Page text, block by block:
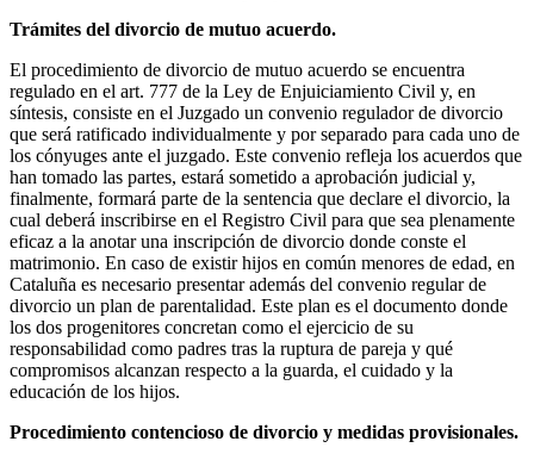
Trámites del divorcio de mutuo acuerdo.
El procedimiento de divorcio de mutuo acuerdo se encuentra
regulado en el art. 777 de la Ley de Enjuiciamiento Civil y, en
síntesis, consiste en el Juzgado un convenio regulador de divorcio
que será ratificado individualmente y por separado para cada uno de
los cónyuges ante el juzgado. Este convenio refleja los acuerdos que
han tomado las partes, estará sometido a aprobación judicial y,
finalmente, formará parte de la sentencia que declare el divorcio, la
cual deberá inscribirse en el Registro Civil para que sea plenamente
eficaz a la anotar una inscripción de divorcio donde conste el
matrimonio. En caso de existir hijos en común menores de edad, en
Cataluña es necesario presentar además del convenio regular de
divorcio un plan de parentalidad. Este plan es el documento donde
los dos progenitores concretan como el ejercicio de su
responsabilidad como padres tras la ruptura de pareja y qué
compromisos alcanzan respecto a la guarda, el cuidado y la
educación de los hijos.
Procedimiento contencioso de divorcio y medidas provisionales.